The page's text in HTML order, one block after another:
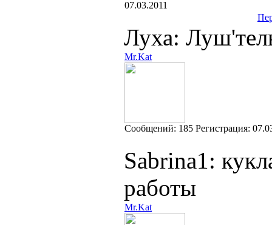
07.03.2011
Луха:
Mr.Kat
Cообщений: 185 Регистрация:
Sabrina1:
работы
Mr.Kat